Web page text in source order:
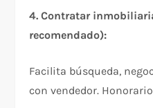
4. Contratar
recomendado):
Facilita búsqueda,
con vendedor.